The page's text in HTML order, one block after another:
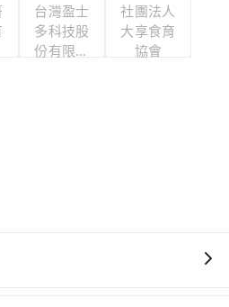
台灣盈士
多科技股
份有限公
社團法人
大享食育
協會